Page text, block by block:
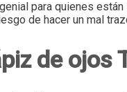
para quienes
de hacer un mal
de ojos